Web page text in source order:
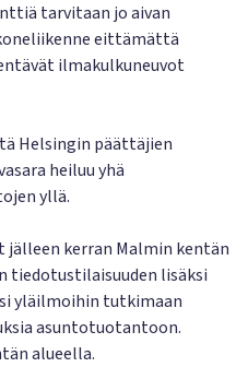
tarvitaan jo aivan
eittämättä
ilmakulkuneuvot
Helsingin päättäjien
heiluu yhä
yllä.
jälleen kerran Malmin kentän
tiedotustilaisuuden lisäksi
yläilmoihin tutkimaan
asuntotuotantoon.
alueella.